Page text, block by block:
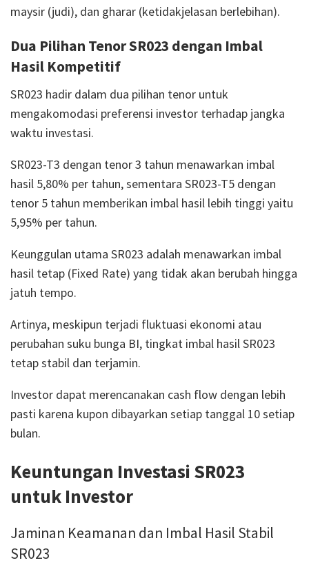
maysir (judi), dan gharar (ketidakjelasan berlebihan).
Dua Pilihan Tenor SR023 dengan Imbal
Hasil Kompetitif
SR023 hadir dalam dua pilihan tenor untuk
mengakomodasi preferensi investor terhadap jangka
waktu investasi.
SR023-T3 dengan tenor 3 tahun menawarkan imbal
hasil 5,80% per tahun, sementara SR023-T5 dengan
tenor 5 tahun memberikan imbal hasil lebih tinggi yaitu
5,95% per tahun.
Keunggulan utama SR023 adalah menawarkan imbal
hasil tetap (Fixed Rate) yang tidak akan berubah hingga
jatuh tempo.
Artinya, meskipun terjadi fluktuasi ekonomi atau
perubahan suku bunga BI, tingkat imbal hasil SR023
tetap stabil dan terjamin.
Investor dapat merencanakan cash flow dengan lebih
pasti karena kupon dibayarkan setiap tanggal 10 setiap
bulan.
Keuntungan Investasi SR023
untuk Investor
Jaminan Keamanan dan Imbal Hasil Stabil
SR023